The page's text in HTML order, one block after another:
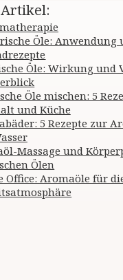
:
Öle: Anwendung
Öle: Wirkung und
Öle mischen: 5
und Küche
5 Rezepte zur
Massage und
Ölen
Office: Aromaöle für